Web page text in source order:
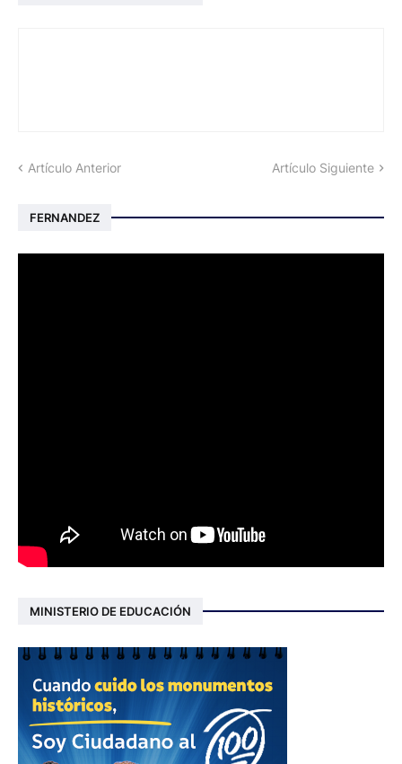
Artículo Anterior Artículo Siguiente
FERNANDEZ
MINISTERIO DE EDUCACIÓN